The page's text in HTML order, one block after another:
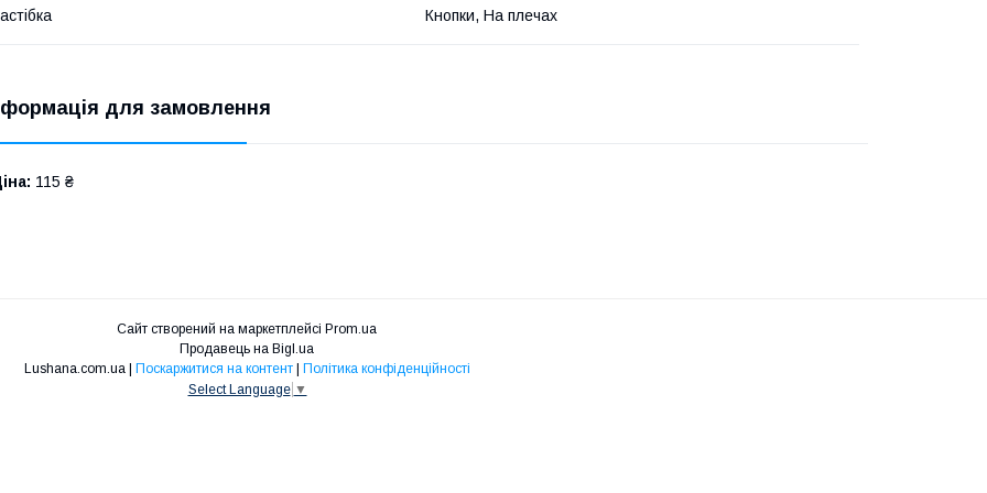
Кнопки, На плечах
для замовлення
115 ₴
Сайт створений на маркетплейсі Prom.ua
Продавець на Bigl.ua
Поскаржитися на контент
Політика конфіденційності
Select Language ▼